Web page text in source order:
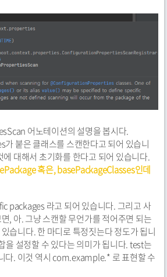
어노테이션의 설명을 봅시다.
붙은 클래스를 스캔한다고 되어 있습니
에 대해서 초기화를 한다고 되어 있습니다.
혹은, basePackageClasses인데
packages 라고 되어 있습니다. 그리고 사
, 아. 그냥 스캔할 무언가를 적어주면 되는
습니다. 한 마디로 특정짓는다 정도가 됩니
을 설정할 수 있다는 의미가 됩니다. test는
. 이것 역시 com.example.* 로 표현할 수